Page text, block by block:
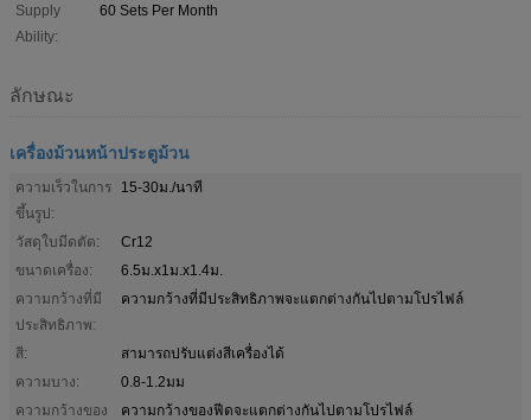
Supply
Ability:
60 Sets Per Month
ลักษณะ
เครื่องม้วนหน้าประตูม้วน
ความเร็วในการ
ขึ้นรูป:
15-30ม./นาที
วัสดุใบมีดตัด:
Cr12
ขนาดเครื่อง:
6.5ม.x1ม.x1.4ม.
ความกว้างที่มี
ประสิทธิภาพ:
ความกว้างที่มีประสิทธิภาพจะแตกต่างกันไปตามโปรไฟล์
สี:
สามารถปรับแต่งสีเครื่องได้
ความบาง:
0.8-1.2มม
ความกว้างของ
ความกว้างของฟีดจะแตกต่างกันไปตามโปรไฟล์